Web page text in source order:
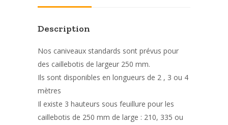
Description
Nos caniveaux standards sont prévus pour
des caillebotis de largeur 250 mm.
Ils sont disponibles en longueurs de 2 , 3 ou 4
mètres
Il existe 3 hauteurs sous feuillure pour les
caillebotis de 250 mm de large : 210, 335 ou